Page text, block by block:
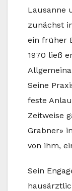
Lausanne
zunächst
ein früher
1970 ließ
Seine
feste
Zeitweise
Grabner»
von ihm,
Sein